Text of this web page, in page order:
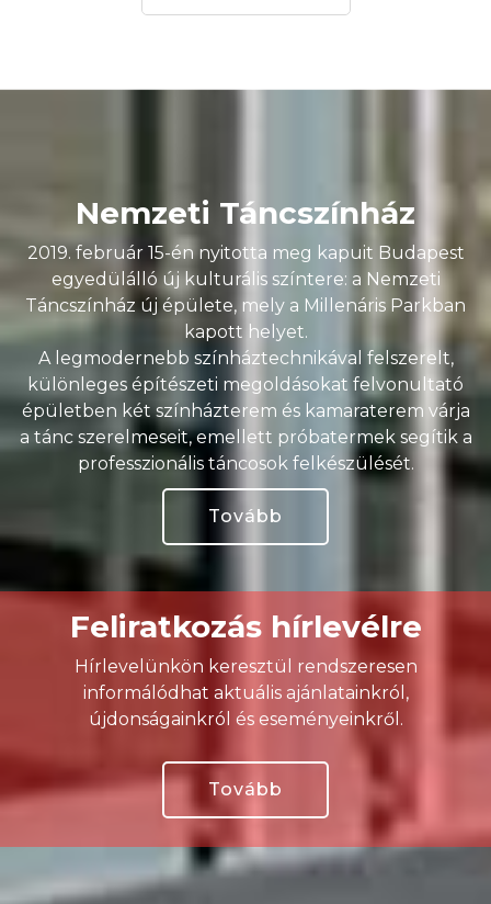
Nemzeti Táncszínház
2019. február 15-én nyitotta meg kapuit Budapest
egyedülálló új kulturális színtere: a Nemzeti
Táncszínház új épülete, mely a Millenáris Parkban
kapott helyet.
A legmodernebb színháztechnikával felszerelt,
különleges építészeti megoldásokat felvonultató
épületben két színházterem és kamaraterem várja
a tánc szerelmeseit, emellett próbatermek segítik a
professzionális táncosok felkészülését.
Tovább
Feliratkozás hírlevélre
Hírlevelünkön keresztül rendszeresen
informálódhat aktuális ajánlatainkról,
újdonságainkról és eseményeinkről.
Tovább